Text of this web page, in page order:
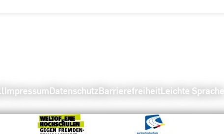
ImpressumDatenschutzBarrierefreiheitLeichte Sprache